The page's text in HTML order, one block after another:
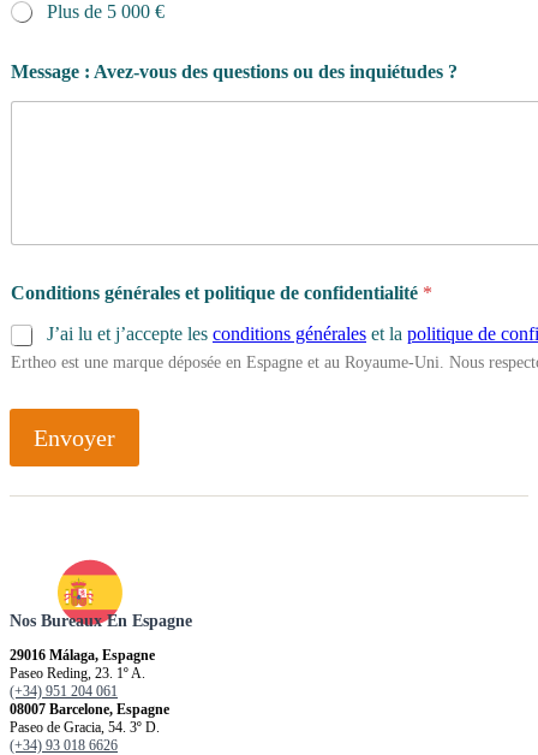
Plus de 5 000 €
Message : Avez-vous des questions ou des inquiétudes ?
Conditions générales et politique de confidentialité *
J’ai lu et j’accepte les conditions générales et la politique de
Ertheo est une marque déposée en Espagne et au Royaume-Uni. Nous
Envoyer
Nos Bureaux En Espagne
29016 Málaga, Espagne
Paseo Reding, 23. 1º A.
(+34) 951 204 061
08007 Barcelone, Espagne
Paseo de Gracia, 54. 3º D.
(+34) 93 018 6626